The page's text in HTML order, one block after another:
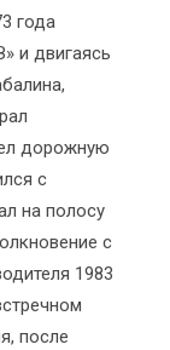
года
и двигаясь
дорожную
с
на полосу
с
1983
после